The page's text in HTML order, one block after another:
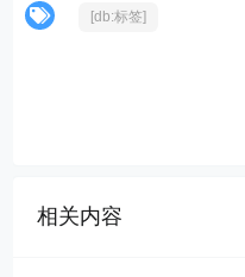
[db:标签]
相关内容